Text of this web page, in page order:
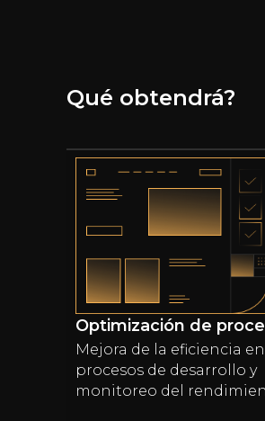
Qué obtendrá?
Optimización de
Mejora de la eficiencia
procesos de desarrollo y
monitoreo del